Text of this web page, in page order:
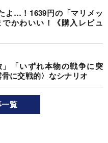
よ…！1639円の「マリメッ
かわいい！《購入レビュ
」「いずれ本物の戦争に突
に交戦的〉なシナリオ
覧